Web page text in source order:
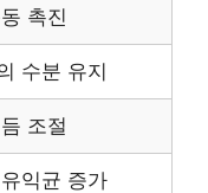
촉진
수분 유지
조절
익균 증가